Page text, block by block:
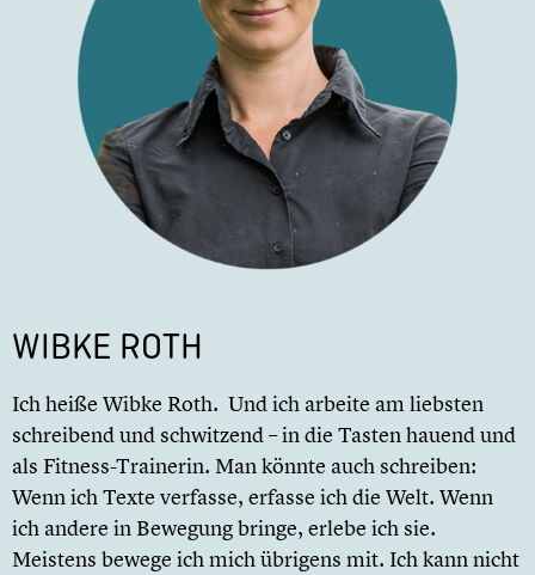
WIBKE ROTH
Ich heiße Wibke Roth. Und ich arbeite am liebsten
schreibend und schwitzend – in die Tasten hauend und
als Fitness-Trainerin. Man könnte auch schreiben:
Wenn ich Texte verfasse, erfasse ich die Welt. Wenn
ich andere in Bewegung bringe, erlebe ich sie.
Meistens bewege ich mich übrigens mit. Ich kann nicht